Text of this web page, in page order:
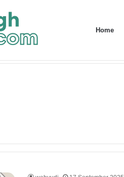
Home
Meneladani Kisah Nabi Isa AS